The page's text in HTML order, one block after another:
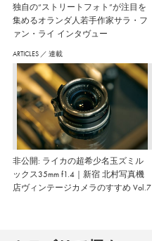
独自の“ストリートフォト”が注目を
集めるオランダ人若手作家サラ・フ
ァン・ライ インタヴュー
ARTICLES ／ 連載
非公開: ライカの超希少名玉ズミル
ックス35mm f1.4｜新宿 北村写真機
店ヴィンテージカメラのすすめ Vol.7